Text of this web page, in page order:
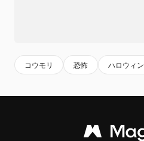
コウモリ 恐怖 ハロウィン